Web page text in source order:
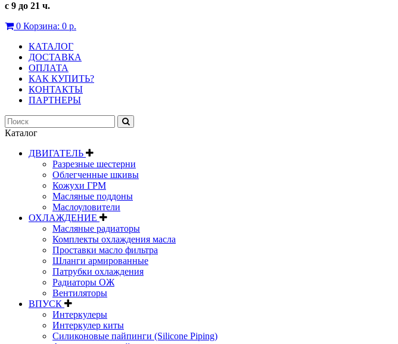
с 9 до 21 ч.
0 Корзина: 0 р.
КАТАЛОГ
ДОСТАВКА
ОПЛАТА
КАК КУПИТЬ?
КОНТАКТЫ
ПАРТНЕРЫ
Каталог
ДВИГАТЕЛЬ
Разрезные шестерни
Облегченные шкивы
Кожухи ГРМ
Масляные поддоны
Маслоуловители
ОХЛАЖДЕНИЕ
Масляные радиаторы
Комплекты охлаждения масла
Проставки масло фильтра
Шланги армированные
Патрубки охлаждения
Радиаторы ОЖ
Вентиляторы
ВПУСК
Интеркулеры
Интеркулер киты
Силиконовые пайпинги (Silicone Piping)